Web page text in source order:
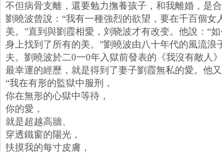
不但病骨支離，還要勉力撫養孩子，和我離婚，是
劉曉波曾說：“我有一種強烈的欲望，要在千百個女
美。”直到與劉霞相愛，刘晓波才有改变。他說：“
身上找到了所有的美。”劉曉波由八十年代的風流浪
夫。劉曉波於二0一0年入獄前發表的《我沒有敵人
最幸運的經歷，就是得到了妻子劉霞無私的愛。他
“我在有形的監獄中服刑，
你在無形的心獄中等待，
你的愛，
就是超越高牆、
穿透鐵窗的陽光，
扶摸我的每寸皮膚，